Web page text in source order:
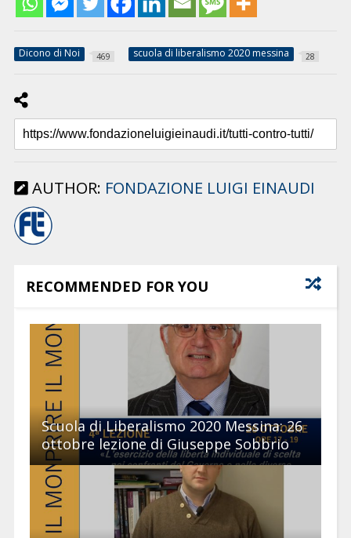
Dicono di Noi 469 scuola di liberalismo 2020 messina 28
AUTHOR: FONDAZIONE LUIGI EINAUDI
RECOMMENDED FOR YOU
Scuola di Liberalismo 2020 Messina: 26
ottobre lezione di Giuseppe Sobbrio